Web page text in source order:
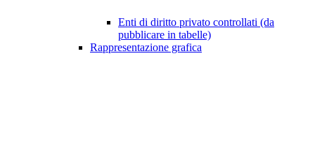
Enti di diritto privato controllati (da
pubblicare in tabelle)
Rappresentazione grafica